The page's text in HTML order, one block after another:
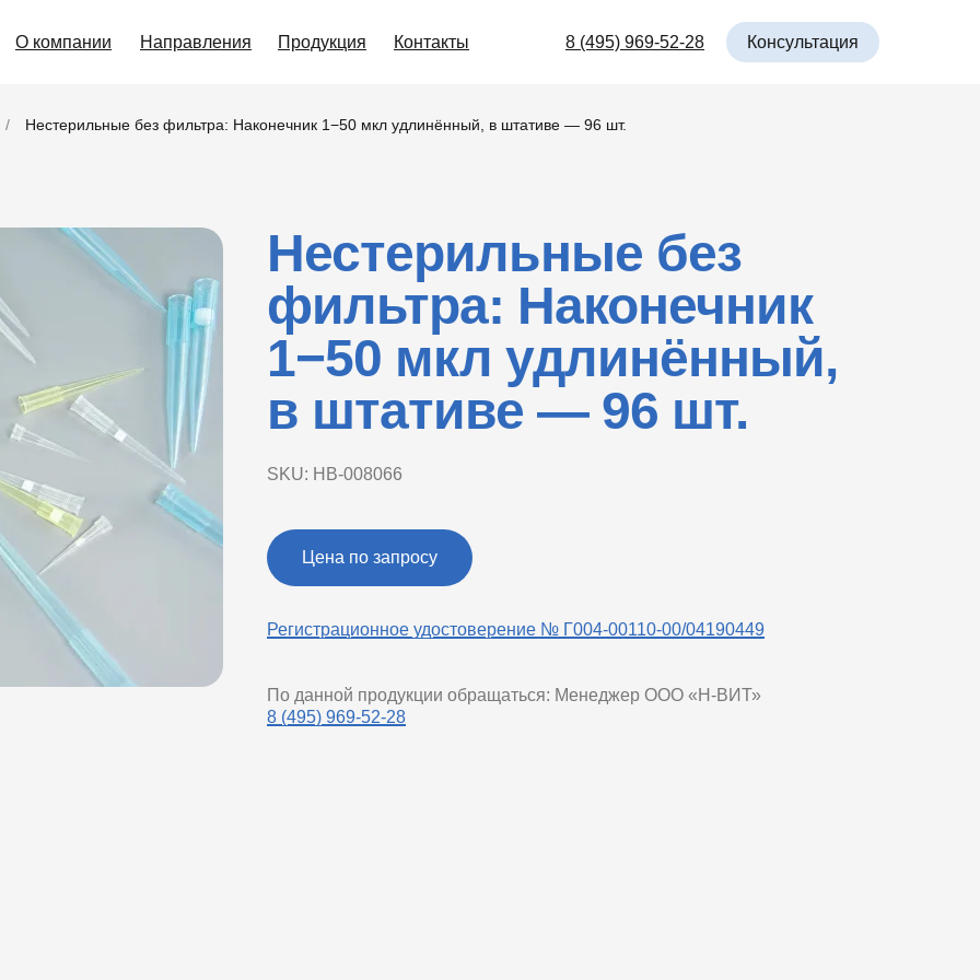
Направления Продукция
О компании Контакты 8 (495) 969-52-28 Консультация
/ Нестерильные без фильтра: Наконечник 1−50 мкл удлинённый, в штативе — 96 шт.
Нестерильные без
фильтра: Наконечник
1−50 мкл удлинённый,
в штативе — 96 шт.
SKU: НВ-008066
Цена по запросу
Регистрационное удостоверение № Г004-00110-00/04190449
По данной продукции обращаться: Менеджер ООО «Н-ВИТ»
8 (495) 969-52-28